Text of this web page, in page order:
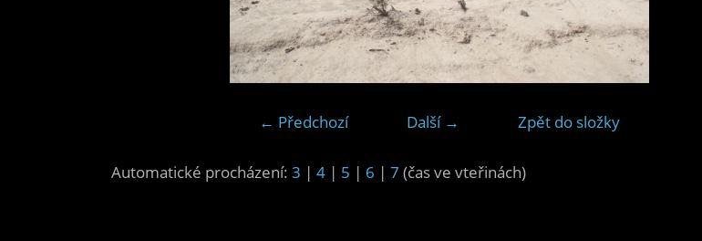
← Předchozí Další → Zpět do složky
Automatické procházení: 3 | 4 | 5 | 6 | 7 (čas ve vteřinách)